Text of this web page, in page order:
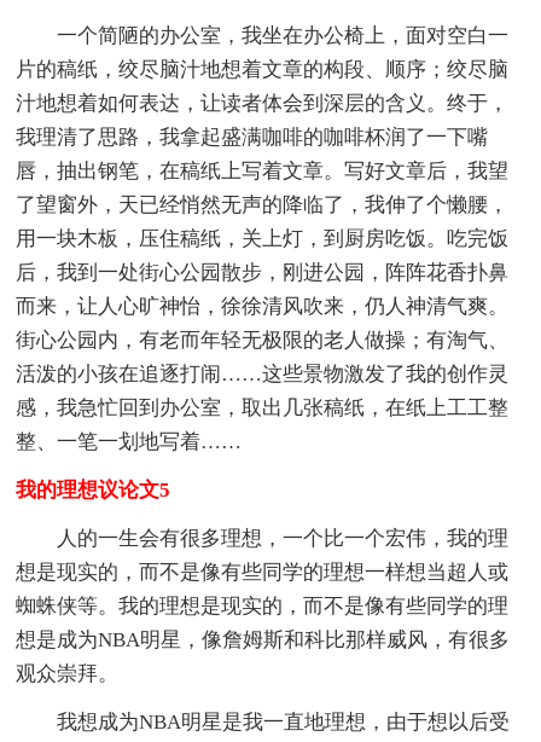
一个简陋的办公室，我坐在办公椅上，面对空白一
片的稿纸，绞尽脑汁地想着文章的构段、顺序；绞尽脑
汁地想着如何表达，让读者体会到深层的含义。终于，
我理清了思路，我拿起盛满咖啡的咖啡杯润了一下嘴
唇，抽出钢笔，在稿纸上写着文章。写好文章后，我望
了望窗外，天已经悄然无声的降临了，我伸了个懒腰，
用一块木板，压住稿纸，关上灯，到厨房吃饭。吃完饭
后，我到一处街心公园散步，刚进公园，阵阵花香扑鼻
而来，让人心旷神怡，徐徐清风吹来，仍人神清气爽。
街心公园内，有老而年轻无极限的老人做操；有淘气、
活泼的小孩在追逐打闹……这些景物激发了我的创作灵
感，我急忙回到办公室，取出几张稿纸，在纸上工工整
整、一笔一划地写着……
我的理想议论文5
人的一生会有很多理想，一个比一个宏伟，我的理
想是现实的，而不是像有些同学的理想一样想当超人或
蜘蛛侠等。我的理想是现实的，而不是像有些同学的理
想是成为NBA明星，像詹姆斯和科比那样威风，有很多
观众崇拜。
我想成为NBA明星是我一直地理想，由于想以后受